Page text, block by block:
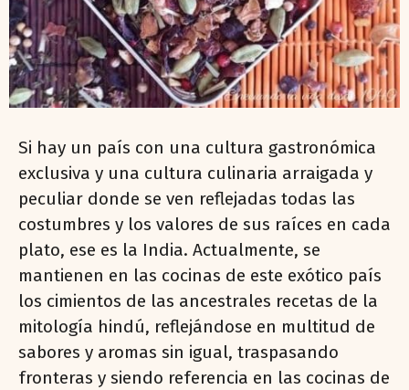
Si hay un país con una cultura gastronómica
exclusiva y una cultura culinaria arraigada y
peculiar donde se ven reflejadas todas las
costumbres y los valores de sus raíces en cada
plato, ese es la India. Actualmente, se
mantienen en las cocinas de este exótico país
los cimientos de las ancestrales recetas de la
mitología hindú, reflejándose en multitud de
sabores y aromas sin igual, traspasando
fronteras y siendo referencia en las cocinas de